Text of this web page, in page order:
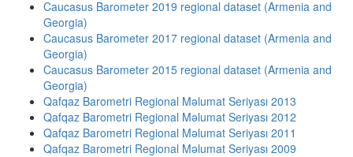
Caucasus Barometer 2019 regional dataset (Armenia and
Georgia)
Caucasus Barometer 2017 regional dataset (Armenia and
Georgia)
Caucasus Barometer 2015 regional dataset (Armenia and
Georgia)
Qafqaz Barometri Regional Məlumat Seriyası 2013
Qafqaz Barometri Regional Məlumat Seriyası 2012
Qafqaz Barometri Regional Məlumat Seriyası 2011
Qafqaz Barometri Regional Məlumat Seriyası 2009